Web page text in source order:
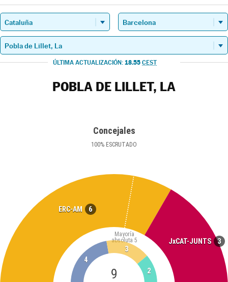
ÚLTIMA ACTUALIZACIÓN: 18.55 CEST
POBLA DE LILLET, LA
Concejales
100% ESCRUTADO
ERC-AM 6
JxCAT-JUNTS 3
9
Mayoría
absoluta 5
4
3
2